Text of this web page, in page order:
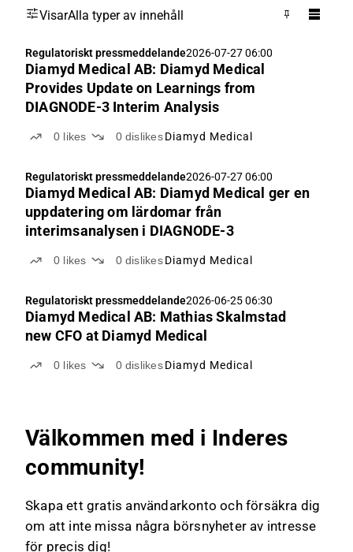
VisarAlla typer av innehåll
Regulatoriskt pressmeddelande2026-07-27 06:00
Diamyd Medical AB: Diamyd Medical
Provides Update on Learnings from
DIAGNODE-3 Interim Analysis
0 likes 0 dislikes Diamyd Medical
Regulatoriskt pressmeddelande2026-07-27 06:00
Diamyd Medical AB: Diamyd Medical ger en
uppdatering om lärdomar från
interimsanalysen i DIAGNODE-3
0 likes 0 dislikes Diamyd Medical
Regulatoriskt pressmeddelande2026-06-25 06:30
Diamyd Medical AB: Mathias Skalmstad
new CFO at Diamyd Medical
0 likes 0 dislikes Diamyd Medical
Välkommen med i Inderes
community!
Skapa ett gratis användarkonto och försäkra dig
om att inte missa några börsnyheter av intresse
för precis dig!